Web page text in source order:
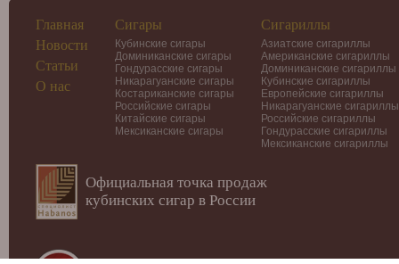
Главная
Новости
Статьи
О нас
Сигары
Кубинские сигары
Доминиканские сигары
Гондурасские сигары
Никарагуанские сигары
Костариканские сигары
Российские сигары
Китайские сигары
Мексиканские сигары
Сигариллы
Азиатские сигариллы
Американские сигариллы
Доминиканские сигариллы
Кубинские сигариллы
Европейские сигариллы
Никарагуанские сигариллы
Российские сигариллы
Гондурасские сигариллы
Мексиканские сигариллы
Официальная точка продаж
кубинских сигар в России